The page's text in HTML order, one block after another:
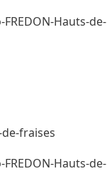
Hauts-de-
fraises
Hauts-de-